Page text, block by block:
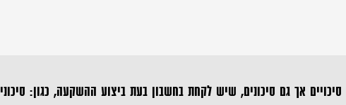
אך גם סיכונים, שיש לקחת בחשבון בעת ביצוע ההשקעה, כגון: